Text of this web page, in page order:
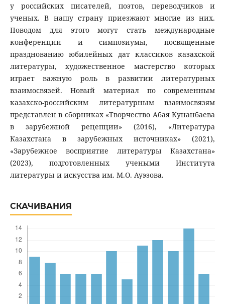
у российских писателей, поэтов, переводчиков и
ученых. В нашу страну приезжают многие из них.
Поводом для этого могут стать международные
конференции и симпозиумы, посвященные
празднованию юбилейных дат классиков казахской
литературы, художественное мастерство которых
играет важную роль в развитии литературных
взаимосвязей. Новый материал по современным
казахско-российским литературным взаимосвязям
представлен в сборниках «Творчество Абая Кунанбаева
в зарубежной рецепции» (2016), «Литература
Казахстана в зарубежных источниках» (2021),
«Зарубежное восприятие литературы Казахстана»
(2023), подготовленных учеными Института
литературы и искусства им. М.О. Ауэзова.
СКАЧИВАНИЯ